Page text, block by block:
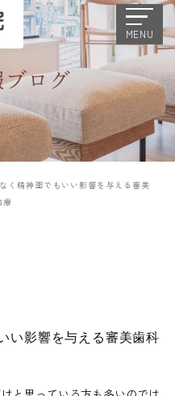
MENU
ログ
く精神面でもいい影響を与える審美
療
い影響を与える審美歯科